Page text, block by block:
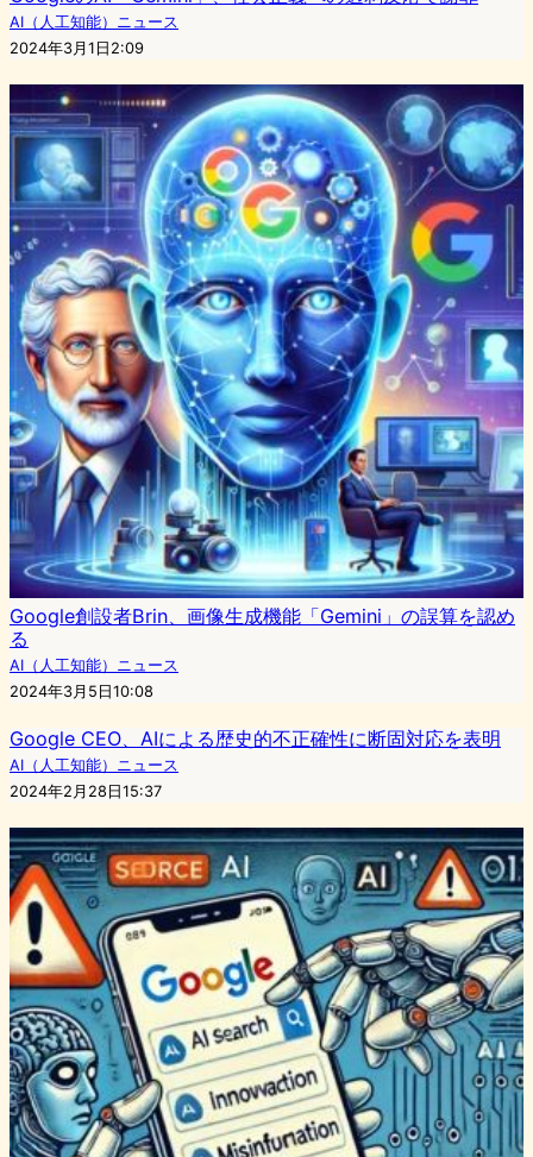
AI（人工知能）ニュース
2024年3月1日2:09
Google創設者Brin、画像生成機能「Gemini」の誤算を認め
る
AI（人工知能）ニュース
2024年3月5日10:08
Google CEO、AIによる歴史的不正確性に断固対応を表明
AI（人工知能）ニュース
2024年2月28日15:37